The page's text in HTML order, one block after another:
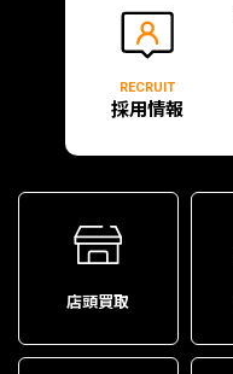
RECRUIT
採用情報
店頭買取